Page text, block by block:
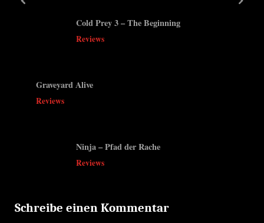
Cold Prey 3 – The Beginning
Reviews
Graveyard Alive
Reviews
Ninja – Pfad der Rache
Reviews
prev next
Schreibe einen Kommentar